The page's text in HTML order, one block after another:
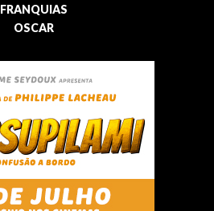
FRANQUIAS
OSCAR